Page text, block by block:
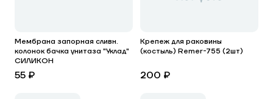
Мембрана запорная сливн.
колонок бачка унитаза "Уклад"
СИЛИКОН
55 ₽
Крепеж для раковины
(костыль) Remer-755 (2шт)
200 ₽